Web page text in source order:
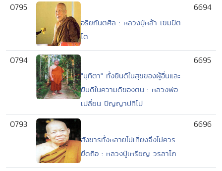
0795
อริยกันตศีล : หลวงปู่หล้า เขมปัต
โต
6694
0794
"มุทิตา" ทั้งยินดีในสุขของผู้อื่นและ
ยินดีในความดีของตน : หลวงพ่อ
เปลี่ยน ปัญญาปทีโป
6695
0793
สังขารทั้งหลายไม่เที่ยงจึงไม่ควร
ยึดถือ : หลวงปู่เหรียญ วรลาโภ
6696